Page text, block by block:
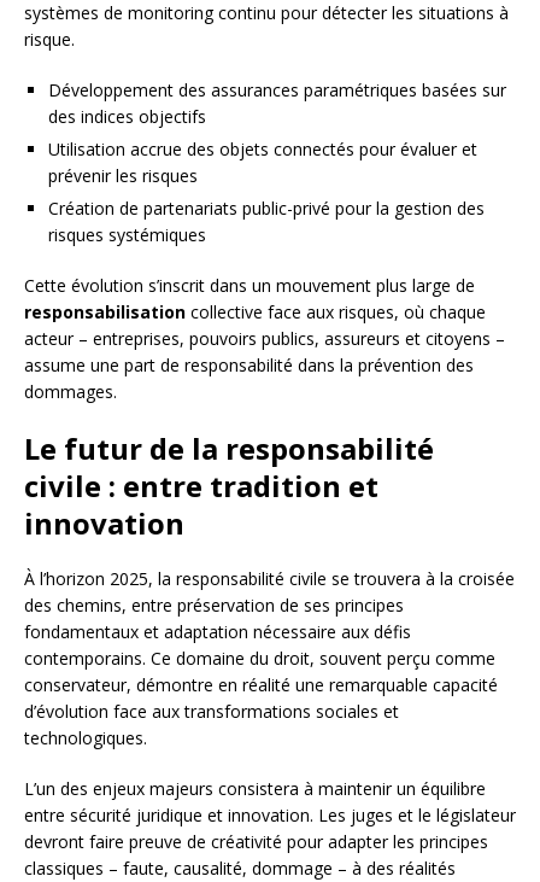
systèmes de monitoring continu pour détecter les situations à
risque.
Développement des assurances paramétriques basées sur
des indices objectifs
Utilisation accrue des objets connectés pour évaluer et
prévenir les risques
Création de partenariats public-privé pour la gestion des
risques systémiques
Cette évolution s’inscrit dans un mouvement plus large de
responsabilisation collective face aux risques, où chaque
acteur – entreprises, pouvoirs publics, assureurs et citoyens –
assume une part de responsabilité dans la prévention des
dommages.
Le futur de la responsabilité
civile : entre tradition et
innovation
À l’horizon 2025, la responsabilité civile se trouvera à la croisée
des chemins, entre préservation de ses principes
fondamentaux et adaptation nécessaire aux défis
contemporains. Ce domaine du droit, souvent perçu comme
conservateur, démontre en réalité une remarquable capacité
d’évolution face aux transformations sociales et
technologiques.
L’un des enjeux majeurs consistera à maintenir un équilibre
entre sécurité juridique et innovation. Les juges et le législateur
devront faire preuve de créativité pour adapter les principes
classiques – faute, causalité, dommage – à des réalités